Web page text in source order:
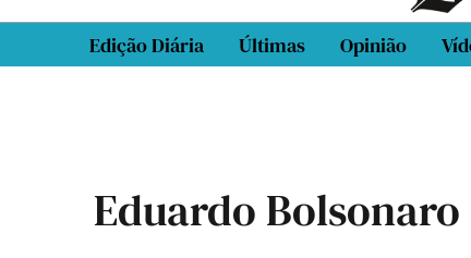
Edição Diária Últimas Opinião
Eduardo Bolsonaro